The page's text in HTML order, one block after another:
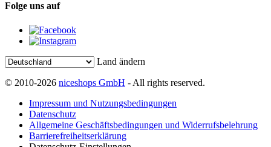
Folge uns auf
Land ändern
© 2010-2026 niceshops GmbH - All rights reserved.
Impressum und Nutzungsbedingungen
Datenschutz
Allgemeine Geschäftsbedingungen und Widerrufsbelehrung
Barrierefreiheitserklärung